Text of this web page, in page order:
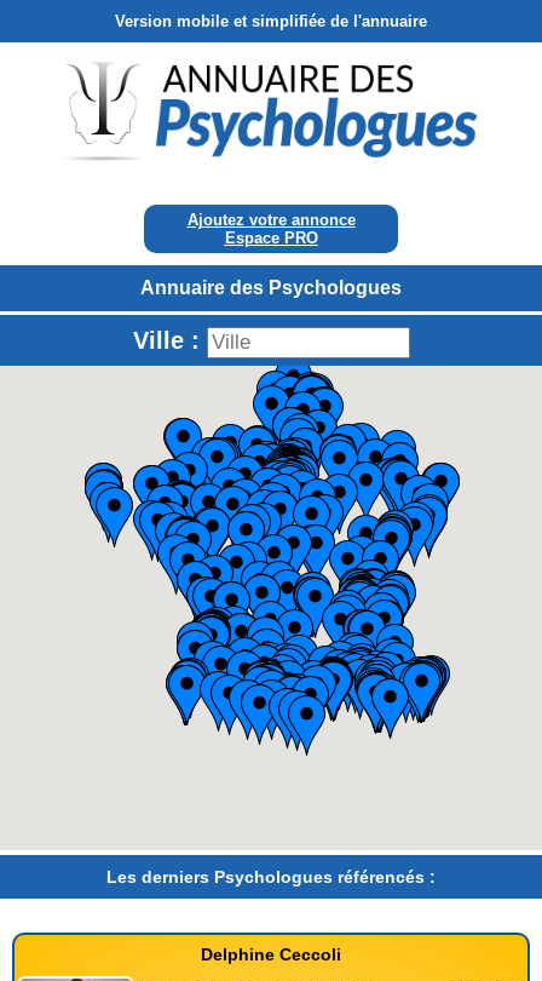
Version mobile et simplifiée de l'annuaire
Ajoutez votre annonce
Espace PRO
Annuaire des Psychologues
Ville :
Les derniers Psychologues référencés :
Delphine Ceccoli